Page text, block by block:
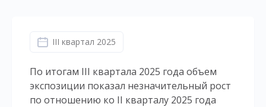
III квартал 2025
По итогам III квартала 2025 года объем
экспозиции показал незначительный рост
по отношению ко II кварталу 2025 года